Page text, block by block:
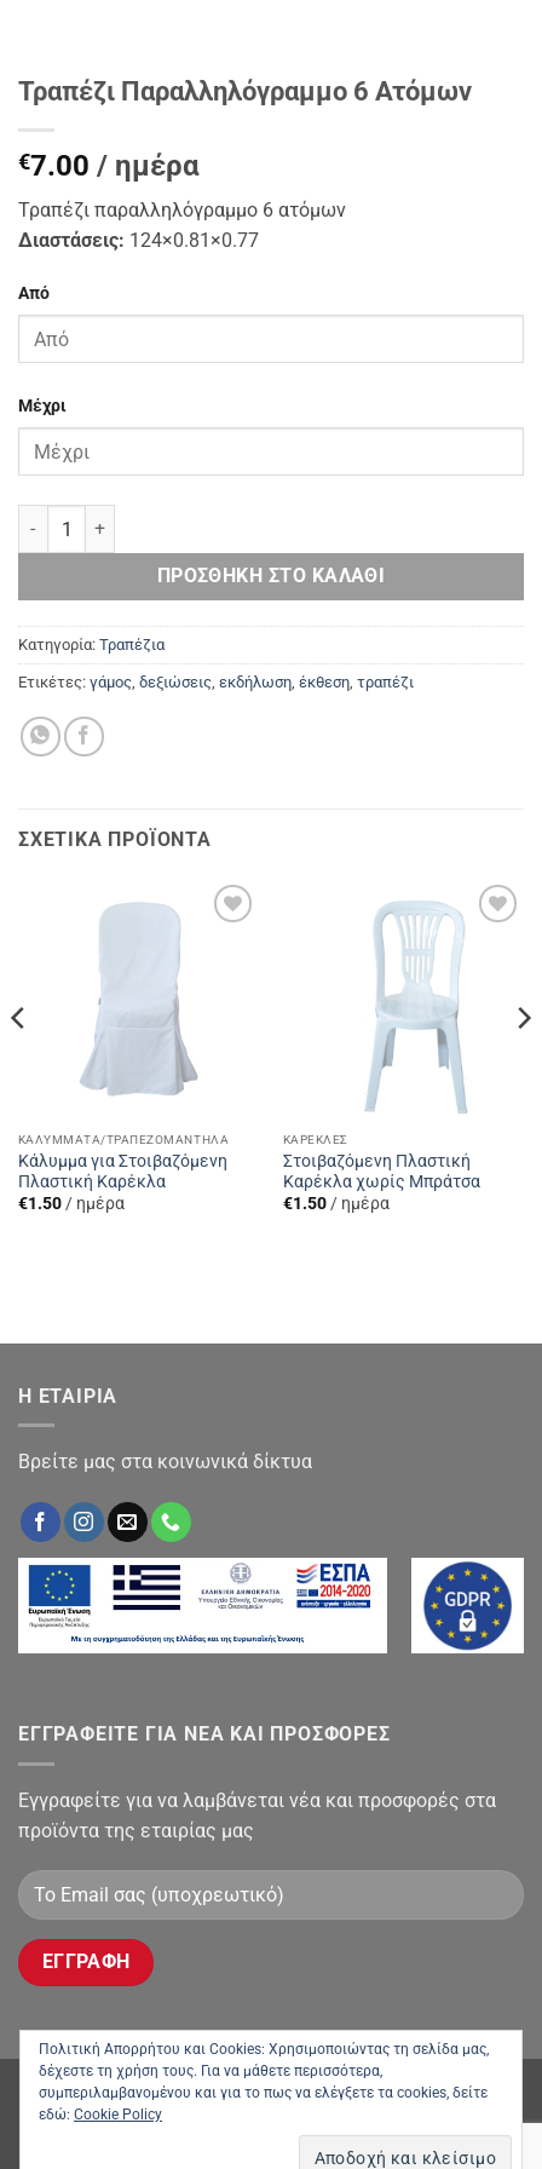
Τραπέζι Παραλληλόγραμμο 6 Ατόμων
€7.00 / ημέρα
Τραπέζι παραλληλόγραμμο 6 ατόμων
Διαστάσεις: 124×0.81×0.77
Από
Μέχρι
Τραπέζι Παραλληλόγραμμο 6 Ατόμων ποσότητα
ΠΡΟΣΘΉΚΗ ΣΤΟ ΚΑΛΆΘΙ
Κατηγορία: Τραπέζια
Ετικέτες: γάμος, δεξιώσεις, εκδήλωση, έκθεση, τραπέζι
ΣΧΕΤΙΚΆ ΠΡΟΪΌΝΤΑ
ΚΑΛΎΜΜΑΤΑ/ΤΡΑΠΕΖΟΜΆΝΤΗΛΑ
Κάλυμμα για Στοιβαζόμενη
Πλαστική Καρέκλα
€1.50/ ημέρα
Add to
Wishlist
ΚΑΡΈΚΛΕΣ
Στοιβαζόμενη Πλαστική
Καρέκλα χωρίς Μπράτσα
€1.50/ ημέρα
Η ΕΤΑΙΡΙΑ
Βρείτε μας στα κοινωνικά δίκτυα
ΕΓΓΡΑΦΕΙΤΕ ΓΙΑ ΝΕΑ ΚΑΙ ΠΡΟΣΦΟΡΕΣ
Εγγραφείτε για να λαμβάνεται νέα και προσφορές στα
προϊόντα της εταιρίας μας
Cash
Bank
VeriSign
Πολιτική Απορρήτου και Cookies: Χρησιμοποιώντας τη σελίδα μας,
δέχεστε τη χρήση τους. Για να μάθετε περισσότερα,
συμπεριλαμβανομένου και για το πως να ελέγξετε τα cookies, δείτε
εδώ: Cookie Policy